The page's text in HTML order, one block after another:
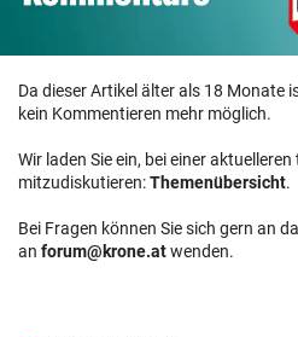
Da dieser Artikel älter als 18 Monate
kein Kommentieren mehr möglich.
Wir laden Sie ein, bei einer
mitzudiskutieren:Themenübersicht.
Bei Fragen können Sie sich gern an
an forum@krone.atwenden.